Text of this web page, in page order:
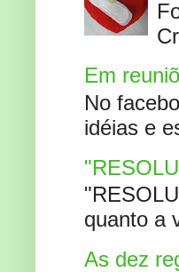
Em
No
idéias e
quanto a
As dez